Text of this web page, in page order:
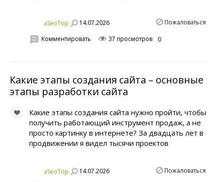
aSeoTop 14.07.2026 Пожаловаться
Комментировать 37 просмотров 0
Какие этапы создания сайта – основные
этапы разработки сайта
Какие этапы создания сайта нужно пройти, чтобы
получить работающий инструмент продаж, а не
просто картинку в интернете? За двадцать лет в
продвижении я видел тысячи проектов
aSeoTop 14.07.2026 Пожаловаться